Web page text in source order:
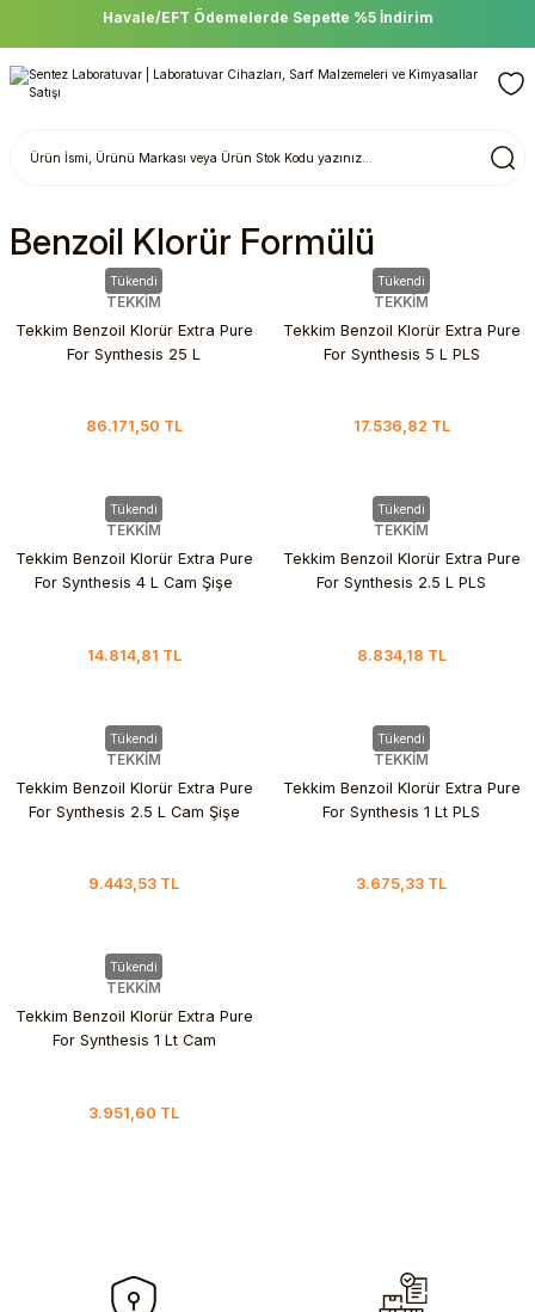
Havale/EFT Ödemelerde Sepette %5 İndirim
Benzoil Klorür Formülü
Tükendi
TEKKİM
Tekkim Benzoil Klorür Extra Pure
For Synthesis 25 L
86.171,50 TL
Tükendi
TEKKİM
Tekkim Benzoil Klorür Extra Pure
For Synthesis 5 L PLS
17.536,82 TL
Tükendi
TEKKİM
Tekkim Benzoil Klorür Extra Pure
For Synthesis 4 L Cam Şişe
14.814,81 TL
Tükendi
TEKKİM
Tekkim Benzoil Klorür Extra Pure
For Synthesis 2.5 L PLS
8.834,18 TL
Tükendi
TEKKİM
Tekkim Benzoil Klorür Extra Pure
For Synthesis 2.5 L Cam Şişe
9.443,53 TL
Tükendi
TEKKİM
Tekkim Benzoil Klorür Extra Pure
For Synthesis 1 Lt PLS
3.675,33 TL
Tükendi
TEKKİM
Tekkim Benzoil Klorür Extra Pure
For Synthesis 1 Lt Cam
3.951,60 TL